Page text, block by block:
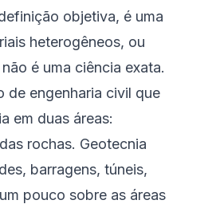
objetiva, é uma
heterogêneos, ou
é uma ciência exata.
de engenharia civil que
em duas áreas:
rochas. Geotecnia
barragens, túneis,
pouco sobre as áreas